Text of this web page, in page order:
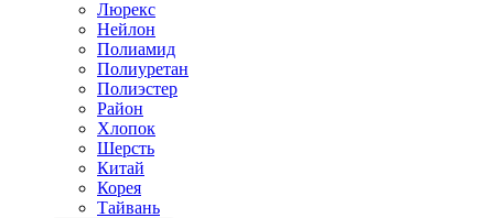
Люрекс
Нейлон
Полиамид
Полиуретан
Полиэстер
Район
Хлопок
Шерсть
Китай
Корея
Тайвань